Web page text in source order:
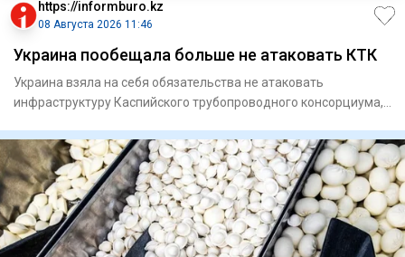
https://informburo.kz
08 Августа 2026 11:46
Украина пообещала больше не атаковать КТК
Украина взяла на себя обязательства не атаковать
инфраструктуру Каспийского трубопроводного консорциума,